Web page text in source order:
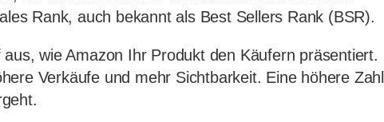
Rank, auch bekannt als Best Sellers Rank (BSR).
wie Amazon Ihr Produkt den Käufern präsentiert.
Verkäufe und mehr Sichtbarkeit. Eine höhere Zahl